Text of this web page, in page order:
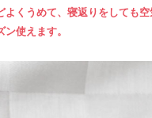
よくうめて、寝返りをしても空
ン使えます。